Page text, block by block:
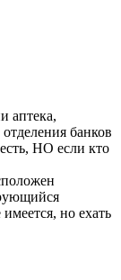
аптека,
банков
НО если кто
но ехать